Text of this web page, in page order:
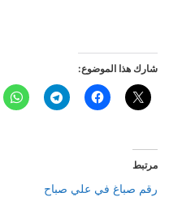
شارك هذا الموضوع:
مرتبط
رقم صباغ في علي صباح